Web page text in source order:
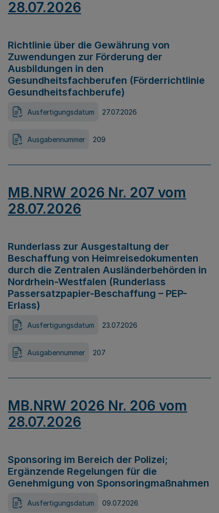
28.07.2026
Richtlinie über die Gewährung von
Zuwendungen zur Förderung der
Ausbildungen in den
Gesundheitsfachberufen (Förderrichtlinie
Gesundheitsfachberufe)
Ausfertigungsdatum 27.07.2026
Ausgabennummer 209
MB.NRW 2026 Nr. 207 vom
28.07.2026
Runderlass zur Ausgestaltung der
Beschaffung von Heimreisedokumenten
durch die Zentralen Ausländerbehörden in
Nordrhein-Westfalen (Runderlass
Passersatzpapier-Beschaffung – PEP-
Erlass)
Ausfertigungsdatum 23.07.2026
Ausgabennummer 207
MB.NRW 2026 Nr. 206 vom
28.07.2026
Sponsoring im Bereich der Polizei;
Ergänzende Regelungen für die
Genehmigung von Sponsoringmaßnahmen
Ausfertigungsdatum 09.07.2026